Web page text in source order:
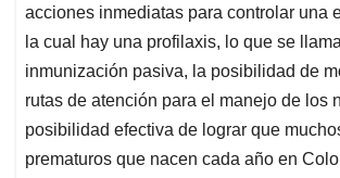
acciones inmediatas para controlar una
la cual hay una profilaxis, lo que se
inmunización pasiva, la posibilidad de
rutas de atención para el manejo de los
posibilidad efectiva de lograr que
prematuros que nacen cada año en